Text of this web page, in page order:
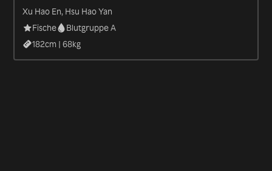
Xu Hao En, Hsu Hao Yan
Fische
Blutgruppe A
182cm |68kg